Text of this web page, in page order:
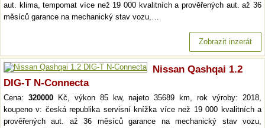
aut. klima, tempomat více než 19 000 kvalitních a prověřených aut. až 36
měsíců garance na mechanický stav vozu,…
Zobrazit inzerát
Nissan Qashqai 1.2
DIG-T N-Connecta
Cena: 320000Kč, výkon 85 kw, najeto 35689 km, rok výroby: 2018,
koupeno v: česká republika servisní knížka více než 19 000 kvalitních a
prověřených aut. až 36 měsíců garance na mechanický stav vozu,